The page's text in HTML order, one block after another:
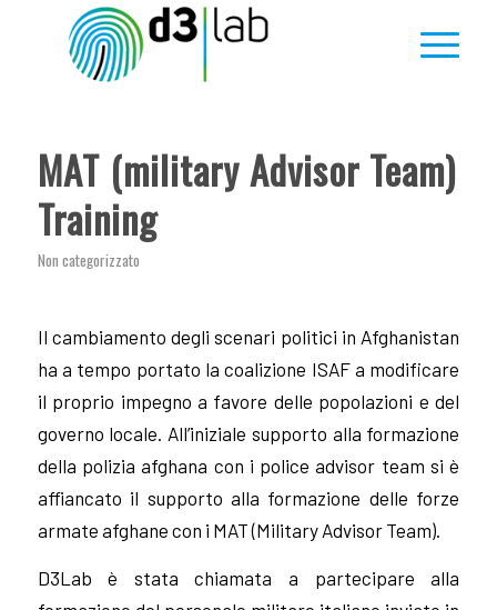
MAT (military Advisor Team)
Training
Non categorizzato
Il cambiamento degli scenari politici in Afghanistan
ha a tempo portato la coalizione ISAF a modificare
il proprio impegno a favore delle popolazioni e del
governo locale. All’iniziale supporto alla formazione
della polizia afghana con i police advisor team si è
affiancato il supporto alla formazione delle forze
armate afghane con i MAT (Military Advisor Team).
D3Lab è stata chiamata a partecipare alla